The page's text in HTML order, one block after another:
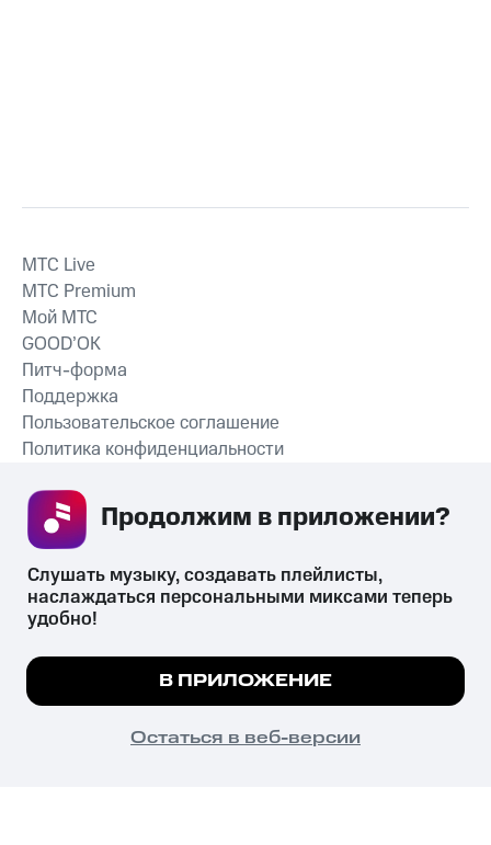
СКАЧАТЬ ПРИЛОЖЕНИЕ
MTС Live
MTС Premium
Мой МТС
GOOD’OK
Питч-форма
Поддержка
Пользовательское соглашение
Политика конфиденциальности
психотропных веществ, их аналогов причиняет вред здоровью,
их незаконный оборот запрещён и влечёт установленную
законодательством ответственность.
© 2026 ООО «КИОН».
Все права защищены
Мы используем куки, чтобы на сайте все
Подробнее
ПОНЯТНО
Слушать музыку, создавать плейлисты,
наслаждаться персональными миксами теперь
удобно!
В ПРИЛОЖЕНИЕ
Остаться в веб-версии